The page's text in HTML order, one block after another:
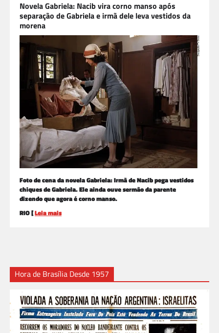
Novela Gabriela: Nacib vira corno manso após
separação de Gabriela e irmã dele leva vestidos da
morena
Foto de cena da novela Gabriela: Irmã de Nacib pega vestidos
chiques de Gabriela. Ele ainda ouve sermão da parente
dizendo que agora é corno manso.
RIO [Leia mais
Hora de Brasília Desde 1957